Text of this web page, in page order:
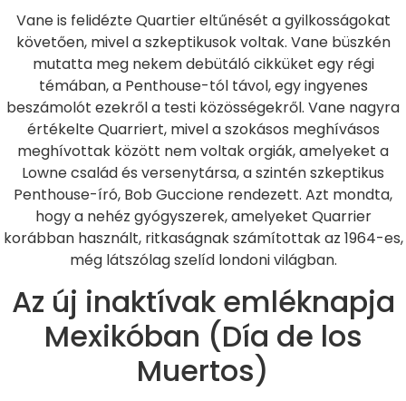
Vane is felidézte Quartier eltűnését a gyilkosságokat
követően, mivel a szkeptikusok voltak. Vane büszkén
mutatta meg nekem debütáló cikküket egy régi
témában, a Penthouse-tól távol, egy ingyenes
beszámolót ezekről a testi közösségekről. Vane nagyra
értékelte Quarriert, mivel a szokásos meghívásos
meghívottak között nem voltak orgiák, amelyeket a
Lowne család és versenytársa, a szintén szkeptikus
Penthouse-író, Bob Guccione rendezett. Azt mondta,
hogy a nehéz gyógyszerek, amelyeket Quarrier
korábban használt, ritkaságnak számítottak az 1964-es,
még látszólag szelíd londoni világban.
Az új inaktívak emléknapja
Mexikóban (Día de los
Muertos)